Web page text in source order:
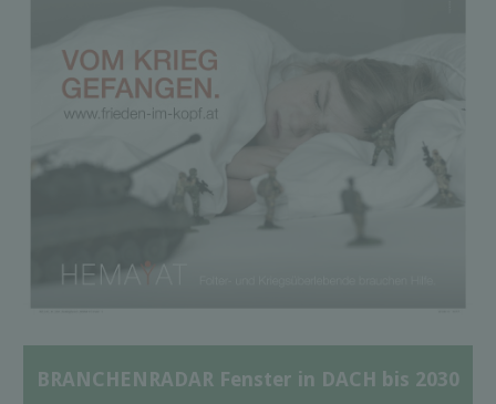
BRANCHENRADAR Fenster in DACH bis 2030